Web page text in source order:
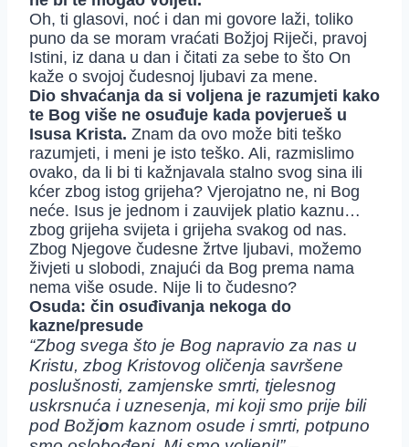
Oh, ti glasovi, noć i dan mi govore laži, toliko
puno da se moram vraćati Božjoj Riječi, pravoj
Istini, iz dana u dan i čitati za sebe to što On
kaže o svojoj čudesnoj ljubavi za mene.
Dio shvaćanja da si voljena je razumjeti kako
te Bog više ne osuđuje kada povjerueš u
Isusa Krista. Znam da ovo može biti teško
razumjeti, i meni je isto teško. Ali, razmislimo
ovako, da li bi ti kažnjavala stalno svog sina ili
kćer zbog istog grijeha? Vjerojatno ne, ni Bog
neće. Isus je jednom i zauvijek platio kaznu…
zbog grijeha svijeta i grijeha svakog od nas.
Zbog Njegove čudesne žrtve ljubavi, možemo
živjeti u slobodi, znajući da Bog prema nama
nema više osude. Nije li to čudesno?
Osuda: čin osuđivanja nekoga do
kazne/presude
“Zbog svega što je Bog napravio za nas u
Kristu, zbog Kristovog oličenja savršene
poslušnosti, zamjenske smrti, tjelesnog
uskrsnuća i uznesenja, mi koji smo prije bili
pod Božjom kaznom osude i smrti, potpuno